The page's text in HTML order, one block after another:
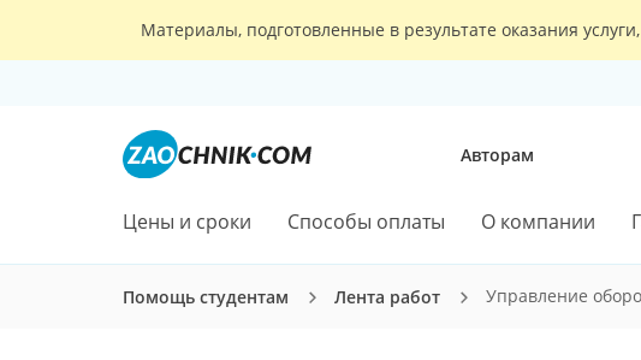
Материалы, подготовленные в результате оказания
Авторам
Цены и сроки Способы оплаты О компании
Помощь студентам Лента работ Управление